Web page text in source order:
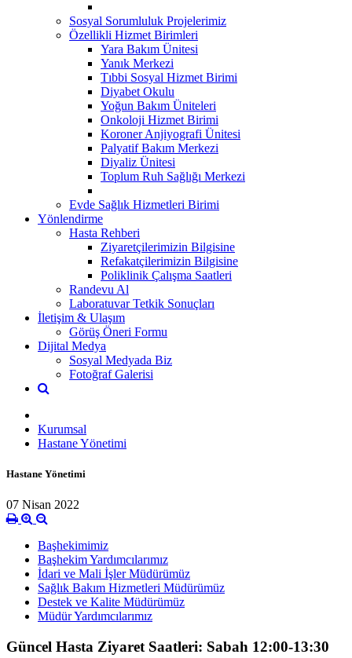
Sosyal Sorumluluk Projelerimiz
Özellikli Hizmet Birimleri
Yara Bakım Ünitesi
Yanık Merkezi
Tıbbi Sosyal Hizmet Birimi
Diyabet Okulu
Yoğun Bakım Üniteleri
Onkoloji Hizmet Birimi
Koroner Anjiyografi Ünitesi
Palyatif Bakım Merkezi
Diyaliz Ünitesi
Toplum Ruh Sağlığı Merkezi
Evde Sağlık Hizmetleri Birimi
Yönlendirme
Hasta Rehberi
Ziyaretçilerimizin Bilgisine
Refakatçilerimizin Bilgisine
Poliklinik Çalışma Saatleri
Randevu Al
Laboratuvar Tetkik Sonuçları
İletişim & Ulaşım
Görüş Öneri Formu
Dijital Medya
Sosyal Medyada Biz
Fotoğraf Galerisi
Kurumsal
Hastane Yönetimi
Hastane Yönetimi
07 Nisan 2022
Başhekimimiz
Başhekim Yardımcılarımız
İdari ve Mali İşler Müdürümüz
Sağlık Bakım Hizmetleri Müdürümüz
Destek ve Kalite Müdürümüz
Müdür Yardımcılarımız
Güncel Hasta Ziyaret Saatleri: Sabah 12:00-13:30